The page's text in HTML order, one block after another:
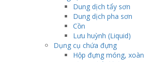
Dung dịch tẩy sơn
Dung dịch pha sơn
Cồn
Lưu huỳnh (Liquid)
Dụng cụ chứa đựng
Hộp đựng móng, xoàn